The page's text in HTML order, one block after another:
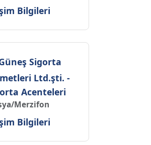
Bilgileri
Sigorta
Ltd.şti. -
Acenteleri
Merzifon
Bilgileri